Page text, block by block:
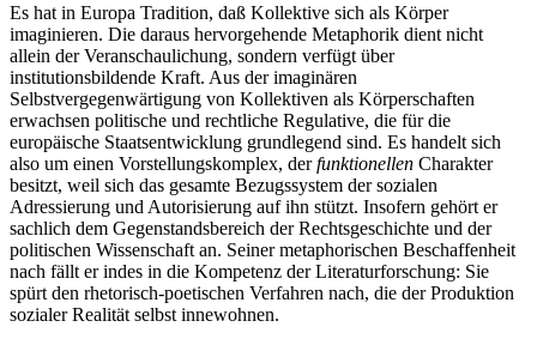
Es hat in Europa Tradition, daß Kollektive sich als Körper
imaginieren. Die daraus hervorgehende Metaphorik dient nicht
allein der Veranschaulichung, sondern verfügt über
institutionsbildende Kraft. Aus der imaginären
Selbstvergegenwärtigung von Kollektiven als Körperschaften
erwachsen politische und rechtliche Regulative, die für die
europäische Staatsentwicklung grundlegend sind. Es handelt sich
also um einen Vorstellungskomplex, derfunktionellen Charakter
besitzt, weil sich das gesamte Bezugssystem der sozialen
Adressierung und Autorisierung auf ihn stützt. Insofern gehört er
sachlich dem Gegenstandsbereich der Rechtsgeschichte und der
politischen Wissenschaft an. Seiner metaphorischen Beschaffenheit
nach fällt er indes in die Kompetenz der Literaturforschung: Sie
spürt den rhetorisch-poetischen Verfahren nach, die der Produktion
sozialer Realität selbst innewohnen.